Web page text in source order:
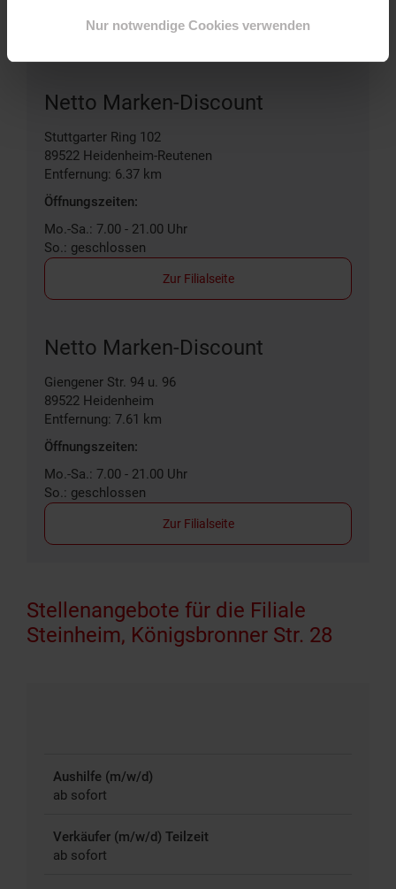
Nur notwendige Cookies verwenden
Zur Filialseite
Netto Marken-Discount
Stuttgarter Ring 102
89522 Heidenheim-Reutenen
Entfernung: 6.37 km
Öffnungszeiten:
Mo.-Sa.: 7.00 - 21.00 Uhr
So.: geschlossen
Zur Filialseite
Netto Marken-Discount
Giengener Str. 94 u. 96
89522 Heidenheim
Entfernung: 7.61 km
Öffnungszeiten:
Mo.-Sa.: 7.00 - 21.00 Uhr
So.: geschlossen
Zur Filialseite
Stellenangebote für die Filiale
Steinheim, Königsbronner Str. 28
Aushilfe (m/w/d)
ab sofort
Verkäufer (m/w/d) Teilzeit
ab sofort